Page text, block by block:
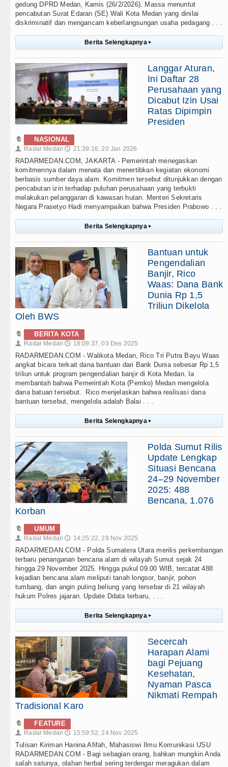
gedung DPRD Medan, Kamis (26/2/2026). Massa menuntut
pencabutan Surat Edaran (SE) Wali Kota Medan yang dinilai
diskriminatif dan mengancam keberlangsungan usaha pedagang . . .
Berita Selengkapnya ▸
Langgar Aturan,
Ini Daftar 28
Perusahaan yang
Dicabut Izin Usai
Ratas Dipimpin
Presiden
🔖 NASIONAL
👤 Radar Medan 🕔 21:39:16, 20 Jan 2026
RADARMEDAN.COM, JAKARTA - Pemerintah menegaskan
komitmennya dalam menata dan menertibkan kegiatan ekonomi
berbasis sumber daya alam. Komitmen tersebut ditunjukkan dengan
pencabutan izin terhadap puluhan perusahaan yang terbukti
melakukan pelanggaran di kawasan hutan. Menteri Sekretaris
Negara Prasetyo Hadi menyampaikan bahwa Presiden Prabowo . . .
Berita Selengkapnya ▸
Bantuan untuk
Pengendalian
Banjir, Rico
Waas: Dana Bank
Dunia Rp 1,5
Triliun Dikelola
Oleh BWS
🔖 BERITA KOTA
👤 Radar Medan 🕔 18:09:37, 03 Des 2025
RADARMEDAN.COM - Walikota Medan, Rico Tri Putra Bayu Waas
angkat bicara terkait dana bantuan dari Bank Dunia sebesar Rp 1,5
triliun untuk program pengendalian banjir di Kota Medan. Ia
membantah bahwa Pemerintah Kota (Pemko) Medan mengelola
dana batuan tersebut. Rico menjelaskan bahwa realisasi dana
bantuan tersebut, mengelola adalah Balai . . .
Berita Selengkapnya ▸
Polda Sumut Rilis
Update Lengkap
Situasi Bencana
24–29 November
2025: 488
Bencana, 1.076
Korban
🔖 UMUM
👤 Radar Medan 🕔 14:25:22, 29 Nov 2025
RADARMEDAN.COM - Polda Sumatera Utara merilis perkembangan
terbaru penanganan bencana alam di wilayah Sumut sejak 24
hingga 29 November 2025. Hingga pukul 09.00 WIB, tercatat 488
kejadian bencana alam meliputi tanah longsor, banjir, pohon
tumbang, dan angin puting beliung yang tersebar di 21 wilayah
hukum Polres jajaran. Update Ddata terbaru, . . .
Berita Selengkapnya ▸
Secercah
Harapan Alami
bagi Pejuang
Kesehatan,
Nyaman Pasca
Nikmati Rempah
Tradisional Karo
🔖 FEATURE
👤 Radar Medan 🕔 15:59:52, 24 Nov 2025
Tulisan Kiriman Hanina Afifah, Mahasiswi Ilmu Komunikasi USU
RADARMEDAN.COM - Bagi sebagian orang, bahkan mungkin Anda
salah satunya, olahan herbal sering terdengar meragukan dalam